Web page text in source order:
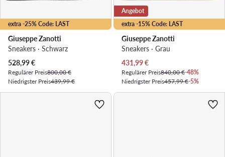
extra -25% Code: LAST
Giuseppe Zanotti
Sneakers · Schwarz
Aktueller Preis
528,99€
Regulärer Preis800,00 €
Niedrigster Preis439,99 €
extra -15% Code: LAST
Angebot
Giuseppe Zanotti
Sneakers · Grau
Aktueller Preis
431,99€
Regulärer Preis840,00 €-48%
Niedrigster Preis457,99 €-5%